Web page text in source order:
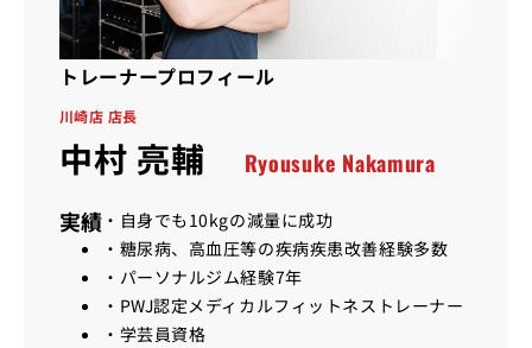
トレーナープロフィール
川崎店 店長
中村 亮輔
Ryousuke Nakamura
実績 ・自身でも10kgの減量に成功
・糖尿病、高血圧等の疾病疾患改善経験多数
・パーソナルジム経験7年
・PWJ認定メディカルフィットネストレーナー
・学芸員資格